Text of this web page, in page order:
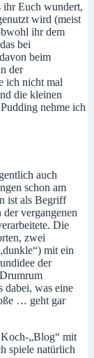
ihr Euch wundert,
wird (meist
ihr dem
bei
beim
der
ich nicht mal
die kleinen
nehme ich
auch
schon am
ist als Begriff
vergangenen
Die
zwei
mit ein
der
dabei, was eine
… geht gar
„Blog“ mit
spiele natürlich